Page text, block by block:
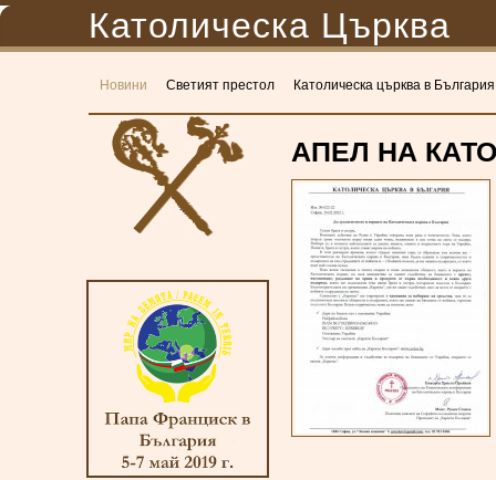
Католическа Църква
Новини Светият престол Католическа църква в България
АПЕЛ НА